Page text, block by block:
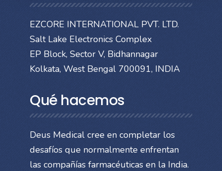
EZCORE INTERNATIONAL PVT. LTD.
Salt Lake Electronics Complex
EP Block, Sector V, Bidhannagar
Kolkata, West Bengal 700091, INDIA
Qué hacemos
Deus Medical cree en completar los
desafíos que normalmente enfrentan
las compañías farmacéuticas en la India.